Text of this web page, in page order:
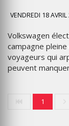
VENDREDI 18
Volkswagen
campagne
voyageurs qui
peuvent
1